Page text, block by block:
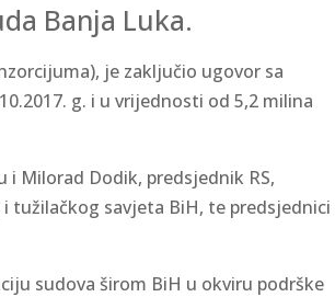
Banja Luka.
je zaključio ugovor sa
g. i u vrijednosti od 5,2 milina
Milorad Dodik, predsjednik RS,
tužilačkog savjeta BiH, te predsjednici
sudova širom BiH u okviru podrške